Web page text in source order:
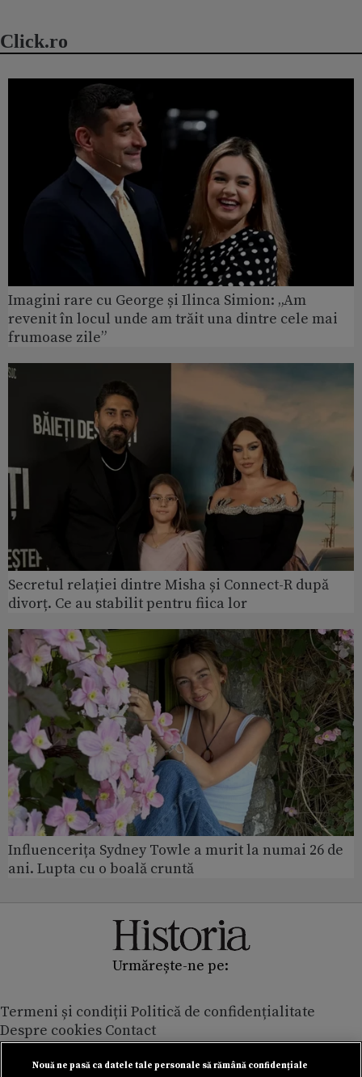
Click.ro
Imagini rare cu George și Ilinca Simion: „Am
revenit în locul unde am trăit una dintre cele mai
frumoase zile”
Secretul relației dintre Misha și Connect-R după
divorț. Ce au stabilit pentru fiica lor
Influencerița Sydney Towle a murit la numai 26 de
ani. Lupta cu o boală cruntă
Urmărește-ne pe:
Termeni și condiții Politică de confidențialitate
Despre cookies Contact
Modifică preferințe pentru confidențialitate
© Toate drepturile rezervate Adevarul Holding 2026
Nouă ne pasă ca datele tale personale să rămână confidențiale